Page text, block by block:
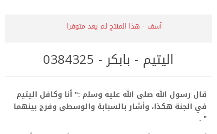
آسف - هذا المنتج لم يعد متوفرا
اليتيم - بابكر - 0384325
قال رسول الله صلى الله عليه وسلم :" أنا وكافل اليتيم
في الجنة هكذا، وأشار بالسبابة والوسطى وفرج بينهما
" .